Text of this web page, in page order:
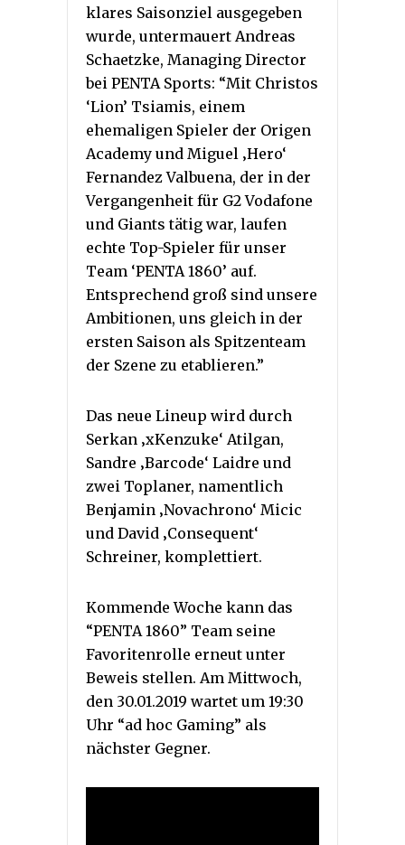
klares Saisonziel ausgegeben
wurde, untermauert Andreas
Schaetzke, Managing Director
bei PENTA Sports: “Mit Christos
‘Lion’ Tsiamis, einem
ehemaligen Spieler der Origen
Academy und Miguel ‚Hero‘
Fernandez Valbuena, der in der
Vergangenheit für G2 Vodafone
und Giants tätig war, laufen
echte Top-Spieler für unser
Team ‘PENTA 1860’ auf.
Entsprechend groß sind unsere
Ambitionen, uns gleich in der
ersten Saison als Spitzenteam
der Szene zu etablieren.”
Das neue Lineup wird durch
Serkan ‚xKenzuke‘ Atilgan,
Sandre ‚Barcode‘ Laidre und
zwei Toplaner, namentlich
Benjamin ‚Novachrono‘ Micic
und David ‚Consequent‘
Schreiner, komplettiert.
Kommende Woche kann das
“PENTA 1860” Team seine
Favoritenrolle erneut unter
Beweis stellen. Am Mittwoch,
den 30.01.2019 wartet um 19:30
Uhr “ad hoc Gaming” als
nächster Gegner.